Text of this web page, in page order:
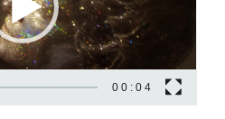
00:04